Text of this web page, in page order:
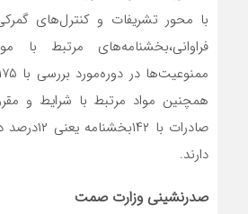
با محور تشریفات و کنترل‌‌‌‌‌های
فراوانی،‌بخشنامه‌‌‌‌‌های مرتبط
همچنین مواد مرتبط با شرایط و
صادرات با
دارند.
صدرنشینی وزارت صمت